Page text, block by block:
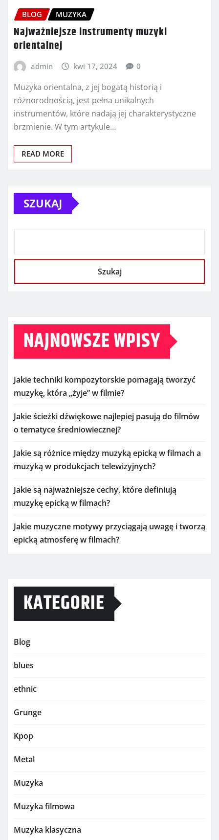
BLOG MUZYKA
Najważniejsze instrumenty muzyki
orientalnej
admin kwi 17, 2024 0
Muzyka orientalna, z jej bogatą historią i
różnorodnością, jest pełna unikalnych
instrumentów, które nadają jej charakterystyczne
brzmienie. W tym artykule…
READ MORE
SZUKAJ
Szukaj
NAJNOWSZE WPISY
Jakie techniki kompozytorskie pomagają tworzyć
muzykę, która „żyje” w filmie?
Jakie ścieżki dźwiękowe najlepiej pasują do filmów
o tematyce średniowiecznej?
Jakie są różnice między muzyką epicką w filmach a
muzyką w produkcjach telewizyjnych?
Jakie są najważniejsze cechy, które definiują
muzykę epicką w filmach?
Jakie muzyczne motywy przyciągają uwagę i tworzą
epicką atmosferę w filmach?
KATEGORIE
Blog
blues
ethnic
Grunge
Kpop
Metal
Muzyka
Muzyka filmowa
Muzyka klasyczna